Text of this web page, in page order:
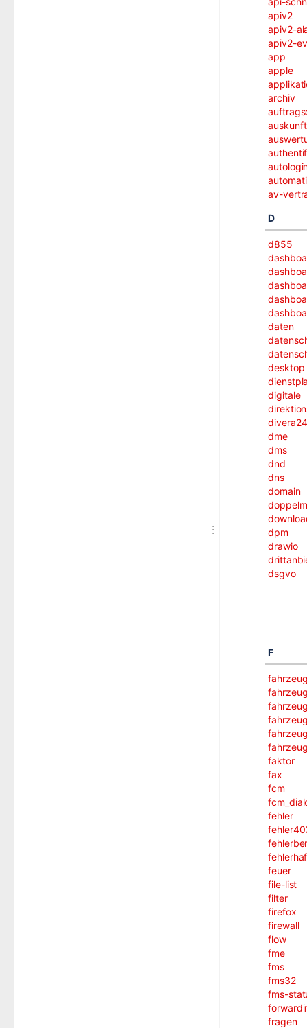
apiv2
apiv2-
apiv2-
app
apple
archiv
auskunft
av-
D
d855
daten
desktop
digitale
dme
dms
dnd
dns
domain
dpm
drawio
dsgvo
F
faktor
fax
fcm
fehler
feuer
file-list
filter
firefox
firewall
flow
fme
fms
fms32
fms-
fragen